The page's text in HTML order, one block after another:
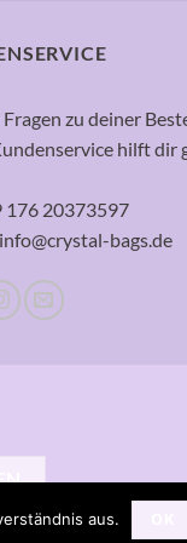
zu deiner
hilft dir
176 20373597
bags.de
aus.